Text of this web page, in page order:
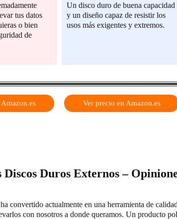
tus datos
o bien
de
Un disco duro de buena capacidad
y un diseño capaz de resistir los
usos más exigentes y extremos.
Ver precio en Amazon.es
Duros Externos –
convertido actualmente en una herramienta de
con nosotros a donde queramos. Un producto